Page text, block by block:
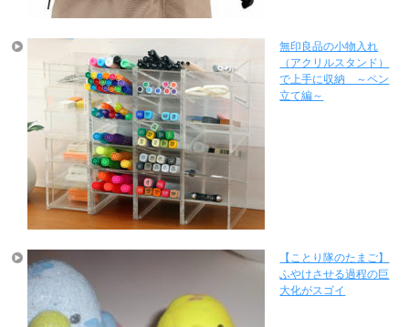
無印良品の小物入れ
（アクリルスタンド）
で上手に収納 ～ペン
立て編～
【ことり隊のたまご】
ふやけさせる過程の巨
大化がスゴイ